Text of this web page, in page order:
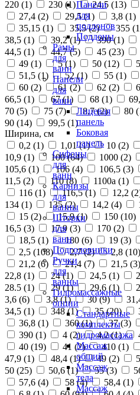
Панели
для
поддонов
Поддоны
Рамы
для
ванн
Панели
для
ванн
Лицевая
панель
Боковая
панель
Сифоны
для
ванн
Карнизы
для
ванны
Шторки
для
ванн
Подголовники
Ручки
для
ванны
Гидромассажные
опции
Стандартные
комплекты
гидромассажа
Массаж
общий
Массаж
тела
Массаж
220 (1) 230 (1) 24,5 (13)
27,4 (2) 29,5 (1) 3,8 (1)
35,15 (1) 35,5 (2) 355 (1
38,5 (1) 39,2 (1) 390 (1)
44,5 (1) 44,7 (5) 45 (23)
49 (1) 5 (1) 50 (12)
51,5 (1) 52 (1) 55 (1)
60 (2) 61 (2) 62 (2)
66,5 (1) 67 (1) 68 (1)
70 (5) 75 (7) 8,7 (2) 80 (
90 (14) 99,5 (1)
Ширина, см
0,2 (1) 1,01 (1) 10 (2)
10,9 (1) 100 (64) 1000 (2)
105,6 (1) 106 (4) 106,5 (3)
11,5 (2) 110 (8) 1100а (1)
116 (1) 116,5 (1) 12,2 (2
134 (1) 135 (2) 14,2 (4)
15 (2) 15,9 (1) 150 (10)
16,5 (3) 17,9 (3) 170 (2)
18,5 (1) 180 (6) 19 (3)
2,5 (108) 2,7 (2) 2,8 (10)
21,2 (6) 21,4 (7) 21,5 (3)
22,8 (1) 24 (1) 24,5 (1)
28.5 (1) 29 (1) 29,6 (1)
3,6 (6) 3,8 (1) 30 (9)
34,5 (1) 348 (1) 35 (20)
36,8 (1) 360 (1) 37 (3)
390 (1) 4 (2) 4,2 (1)
40 (19) 41 (2) 410 (1)
47,9 (1) 48,4 (1) 49 (2)
50 (25) 50,6 (1) 55 (3)
57,6 (4) 58 (4) 58,4 (1)